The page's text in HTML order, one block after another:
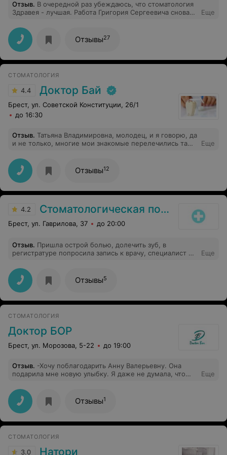
Отзыв. В очередной раз убеждаюсь, что стоматология
Здравея - лучшая. Работа Григория Сергеевича снова
моя мечта - ооооочень красивая улыбка)) Вы
замечательный специалист, очень тактичный,
терпеливый. Вы очень порядочный и достойный
человек, т. к. не стали меня уговаривать проводить ту
работу, на которую в итоге я решилась. Решение было
от всей души и желаю Вам всех благ и дальнейшего
процветания Вашей клинике. Рекомендую!)
Еще
Отзывы27
СТОМАТОЛОГИЯ
4.4 Доктор Бай
Брест, ул. Советской Конституции, 26/1
до 16:30
Отзыв. Татьяна Владимировна, молодец, и я говорю, да
и не только, многие мои знакомые перелечились там,
хороший, коронки хорошо ставит.
Еще
Отзывы12
4.2 Стоматологическая поликлиника №3 г. Бреста
Брест, ул. Гаврилова, 37 до 20:00
Отзыв. Пришла острой болью, долечить зуб, в
регистратуре попросила запись к врачу, специалист не
кабинет, спросить у другого специалиста посмотреть в
компьютере где она находится , пришла в пятый
кабинет, попросила чтобы посмотрели где моя
карточка, девушка ответила что в выходные дни с
острой болью приёмы только платные, даже не стала
прошу разобраться в этой ситуации.
Еще
Отзывы5
СТОМАТОЛОГИЯ
Доктор БОР
Брест, ул. Морозова, 5-22 до 19:00
Отзыв. -Хочу поблагодарить Анну Валерьевну. Она
подарила мне новую улыбку. Я даже не думала, что
зеркало, произошло «ВАУ». Она настоящий эстет.
Еще
Отзывы1
СТОМАТОЛОГИЯ
3.0 Натори